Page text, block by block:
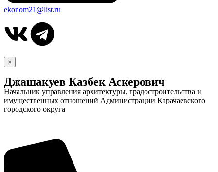
ekonom21@list.ru
×
Джашакуев Казбек Аскерович
Начальник управления архитектуры, градостроительства и
имущественных отношений Администрации Карачаевского
городского округа